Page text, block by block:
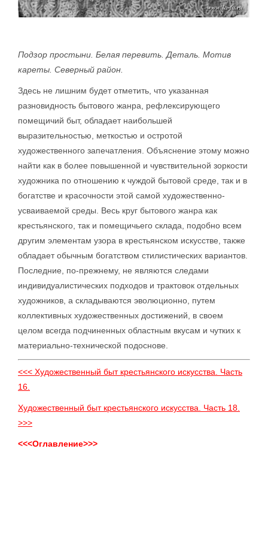
Подзор простыни. Белая перевить. Деталь. Мотив
кареты. Северный район.
Здесь не лишним будет отметить, что указанная
разновидность бытового жанра, рефлексирующего
помещичий быт, обладает наибольшей
выразительностью, меткостью и остротой
художественного запечатления. Объяснение этому можно
найти как в более повышенной и чувствительной зоркости
художника по отношению к чуждой бытовой среде, так и в
богатстве и красочности этой самой художественно-
усваиваемой среды. Весь круг бытового жанра как
крестьянского, так и помещичьего склада, подобно всем
другим элементам узора в крестьянском искусстве, также
обладает обычным богатством стилистических вариантов.
Последние, по-прежнему, не являются следами
индивидуалистических подходов и трактовок отдельных
художников, а складываются эволюционно, путем
коллективных художественных достижений, в своем
целом всегда подчиненных областным вкусам и чутких к
материально-технической подоснове.
<<< Художественный быт крестьянского искусства. Часть
16.
Художественный быт крестьянского искусства. Часть 18.
>>>
<<<Оглавление>>>